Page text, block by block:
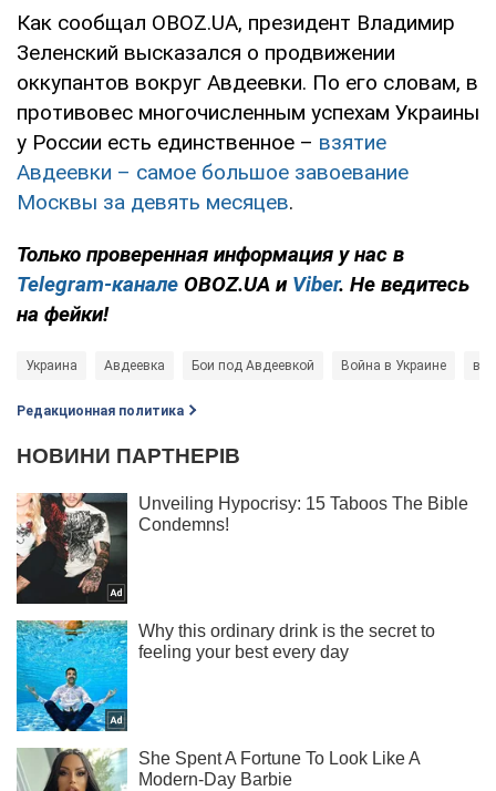
Как сообщал OBOZ.UA, президент Владимир
Зеленский высказался о продвижении
оккупантов вокруг Авдеевки. По его словам, в
противовес многочисленным успехам Украины
у России есть единственное – взятие
Авдеевки – самое большое завоевание
Москвы за девять месяцев.
Только проверенная информация у нас в
Telegram-канале OBOZ.UA и Viber. Не ведитесь
на фейки!
Украина Авдеевка Бои под Авдеевкой Война в Украине
Редакционная политика